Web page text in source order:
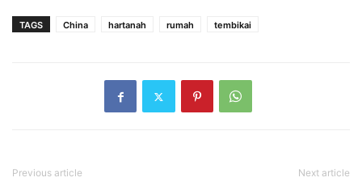
TAGS China hartanah rumah tembikai
Previous article Next article